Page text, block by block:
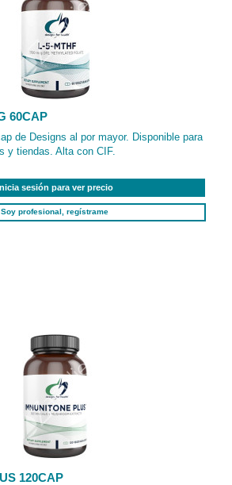
60CAP
de Designs al por mayor. Disponible para
y tiendas. Alta con CIF.
sesión para ver precio
Soy profesional, regístrame
120CAP